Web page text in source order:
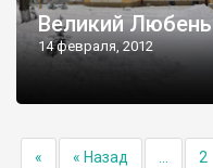
Великий Любень
14 февраля, 2012
« « Назад ... 2